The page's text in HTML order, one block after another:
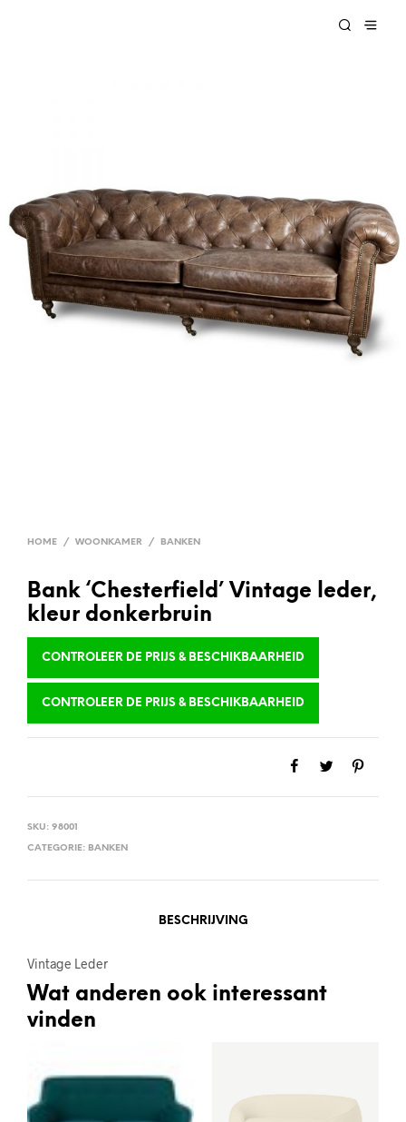
HOME / WOONKAMER / BANKEN
Bank ‘Chesterfield’ Vintage leder,
kleur donkerbruin
CONTROLEER DE PRIJS & BESCHIKBAARHEID
CONTROLEER DE PRIJS & BESCHIKBAARHEID
SKU: 98001
CATEGORIE: BANKEN
BESCHRIJVING
Vintage Leder
Wat anderen ook interessant
vinden